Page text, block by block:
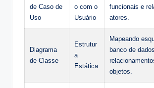
de Caso de
Uso
o com o
Usuário
funcionais e
atores.
Diagrama
de Classe
Estrutur
a
Estática
Mapeando
banco de
objetos.